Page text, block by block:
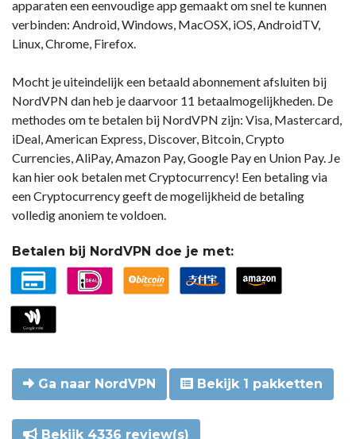
apparaten een eenvoudige app gemaakt om snel te kunnen
verbinden: Android, Windows, MacOSX, iOS, AndroidTV,
Linux, Chrome, Firefox.
Mocht je uiteindelijk een betaald abonnement afsluiten bij
NordVPN dan heb je daarvoor 11 betaalmogelijkheden. De
methodes om te betalen bij NordVPN zijn: Visa, Mastercard,
iDeal, American Express, Discover, Bitcoin, Crypto
Currencies, AliPay, Amazon Pay, Google Pay en Union Pay. Je
kan hier ook betalen met Cryptocurrency! Een betaling via
een Cryptocurrency geeft de mogelijkheid de betaling
volledig anoniem te voldoen.
Betalen bij NordVPN doe je met:
Ga naar NordVPN Bekijk 1 pakketten
Bekijk 4336 review(s)